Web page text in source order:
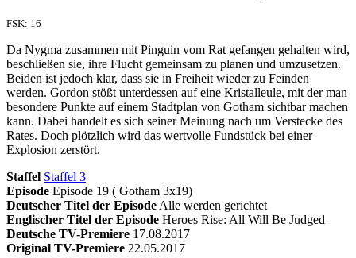
FSK: 16
Da Nygma zusammen mit Pinguin vom Rat gefangen gehalten wird,
beschließen sie, ihre Flucht gemeinsam zu planen und umzusetzen.
Beiden ist jedoch klar, dass sie in Freiheit wieder zu Feinden
werden. Gordon stößt unterdessen auf eine Kristalleule, mit der man
besondere Punkte auf einem Stadtplan von Gotham sichtbar machen
kann. Dabei handelt es sich seiner Meinung nach um Verstecke des
Rates. Doch plötzlich wird das wertvolle Fundstück bei einer
Explosion zerstört.
Staffel Staffel 3
Episode Episode 19 ( Gotham 3x19)
Deutscher Titel der Episode Alle werden gerichtet
Englischer Titel der Episode Heroes Rise: All Will Be Judged
Deutsche TV-Premiere 17.08.2017
Original TV-Premiere 22.05.2017